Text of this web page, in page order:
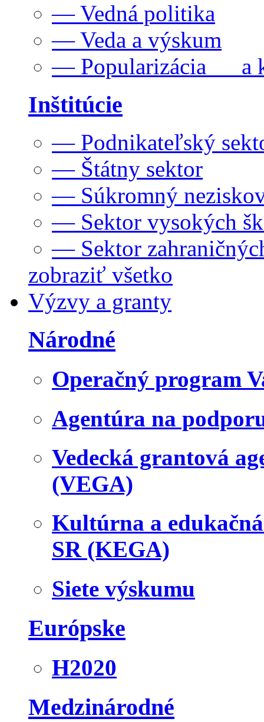
— Vedná politika
— Veda a výskum
— Popularizácia a
Inštitúcie
— Podnikateľský
— Štátny sektor
— Súkromný
— Sektor vysokých
— Sektor
zobraziť všetko
Výzvy a granty
Národné
Operačný program
Agentúra na
Vedecká grantová
(VEGA)
Kultúrna a
SR (KEGA)
Siete výskumu
Európske
H2020
Medzinárodné